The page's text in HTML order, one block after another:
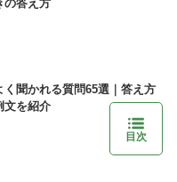
の答え方
く聞かれる質問65選｜答え方
文を紹介
目次